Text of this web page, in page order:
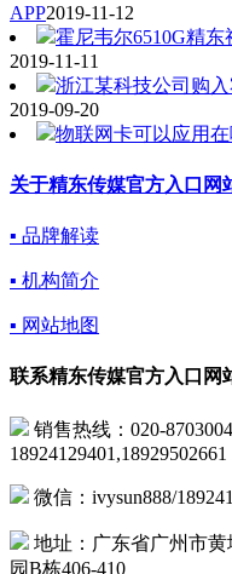
APP2019-11-12
霍尼韦尔6510G精东
2019-11-11
浙江某科技公司购
2019-09-20
物联网卡可以应用
关于精东传媒官方入口网
▪ 品牌解读
▪ 机构简介
▪ 网站地图
联系精东传媒官方入口网
销售热线：020-
18924129401,18929502661
微信：ivysun888/
地址：广东省广州市
园B栋406-410